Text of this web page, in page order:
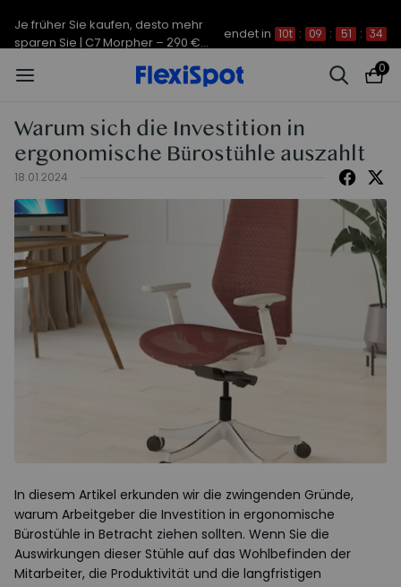
sparen Sie | C7 Morpher – 290 €
Rabatt
10t 09 51 34
0
Warum sich die Investition in
ergonomische Bürostühle auszahlt
18.01.2024
In diesem Artikel erkunden wir die zwingenden Gründe,
warum Arbeitgeber die Investition in ergonomische
Bürostühle in Betracht ziehen sollten. Wenn Sie die
Auswirkungen dieser Stühle auf das Wohlbefinden der
Mitarbeiter, die Produktivität und die langfristigen